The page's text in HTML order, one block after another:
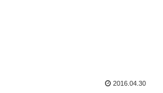
2016.04.30